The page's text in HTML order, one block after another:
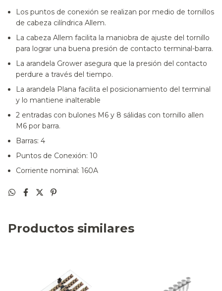
Los puntos de conexión se realizan por medio de tornillos
de cabeza cilíndrica Allem.
La cabeza Allem facilita la maniobra de ajuste del tornillo
para lograr una buena presión de contacto terminal-barra.
La arandela Grower asegura que la presión del contacto
perdure a través del tiempo.
La arandela Plana facilita el posicionamiento del terminal
y lo mantiene inalterable
2 entradas con bulones M6 y 8 sálidas con tornillo allen
M6 por barra.
Barras: 4
Puntos de Conexión: 10
Corriente nominal: 160A
Productos similares